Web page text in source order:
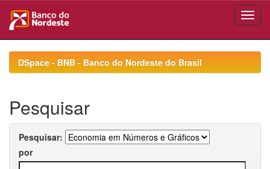
navigationDSpace - BNB - Banco do Nordeste do Brasil
Pesquisar
Pesquisar:
por